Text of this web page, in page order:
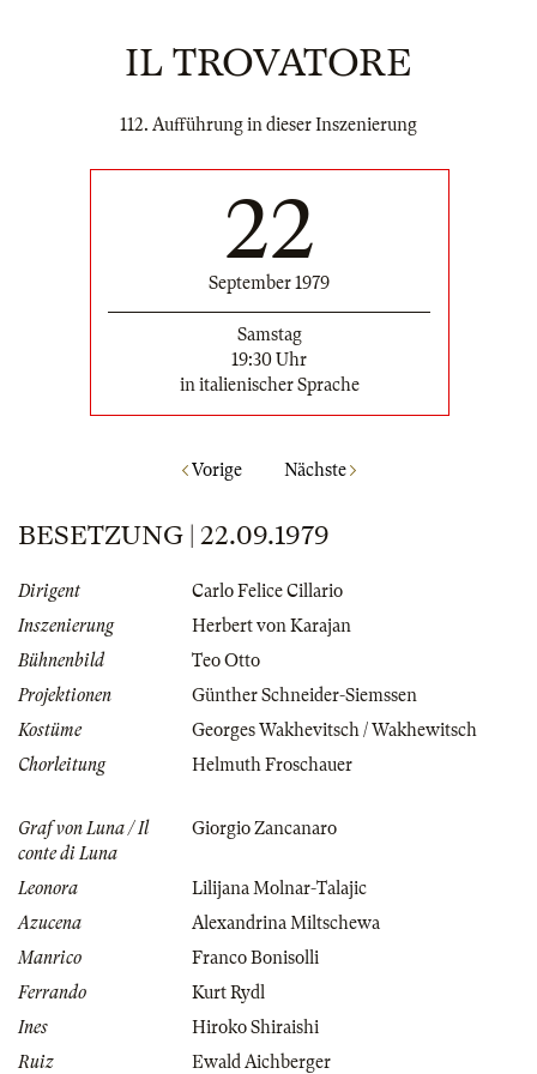
IL TROVATORE
112. Aufführung in dieser Inszenierung
22
September 1979
Samstag
19:30 Uhr
in italienischer Sprache
Vorige Nächste
BESETZUNG | 22.09.1979
Dirigent
Carlo Felice Cillario
Inszenierung
Herbert von Karajan
Bühnenbild
Teo Otto
Projektionen
Günther Schneider-Siemssen
Kostüme
Georges Wakhevitsch / Wakhewitsch
Chorleitung
Helmuth Froschauer
Graf von Luna / Il
conte di Luna
Giorgio Zancanaro
Leonora
Lilijana Molnar-Talajic
Azucena
Alexandrina Miltschewa
Manrico
Franco Bonisolli
Ferrando
Kurt Rydl
Ines
Hiroko Shiraishi
Ruiz
Ewald Aichberger